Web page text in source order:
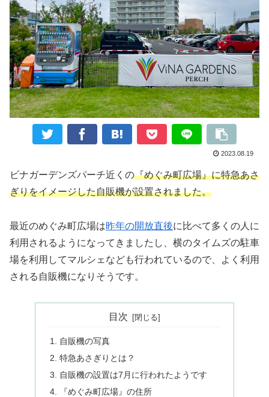
2023.08.19
ビナガーデンズパーチ近くの『めぐみ町広場』に特急あさ
ぎりをイメージした自販機が設置されました。
最近のめぐみ町広場は昨年の開放直後に比べて多くの人に
利用されるようになってきましたし、横のタイムズの駐車
場を利用してマルシェなども行われているので、よく利用
される自販機になりそうです。
目次
自販機の写真
特急あさぎりとは？
自販機の設置は7月に行われたようです
『めぐみ町広場』の住所